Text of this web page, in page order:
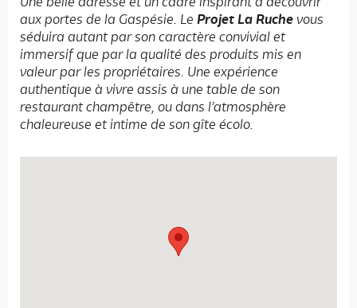
aux portes de la Gaspésie. Le Projet La Ruche vous
séduira autant par son caractère convivial et
immersif que par la qualité des produits mis en
valeur par les propriétaires. Une expérience
authentique à vivre assis à une table de son
restaurant champêtre, ou dans l’atmosphère
chaleureuse et intime de son gîte écolo.